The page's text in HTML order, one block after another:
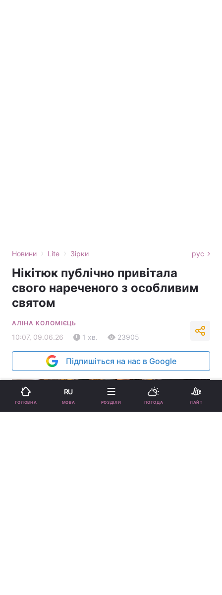
Новини › Lite › Зірки рус
Нікітюк публічно привітала
свого нареченого з особливим
святом
АЛІНА КОЛОМІЄЦЬ
10:07, 09.06.26 1 хв. 23905
Підпишіться на нас в Google
ГОЛОВНА
RU
МОВА РОЗДІЛИ ПОГОДА ЛАЙТ